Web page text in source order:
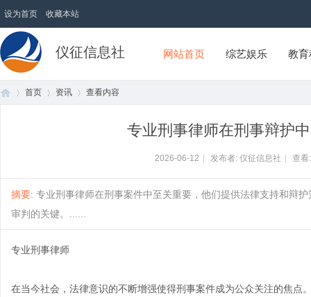
设为首页 收藏本站
仪征信息社 网站首页 综艺娱乐 教
首页 资讯 查看内容
专业刑事律师在刑事辩护
2026-06-12 发布者: 仪征信息社 查
摘要: 专业刑事律师在刑事案件中至关重要，他们提供法律支持和辩
审判的关键。......
专业刑事律师
在当今社会，法律意识的不断增强使得刑事案件成为公众关注的焦点